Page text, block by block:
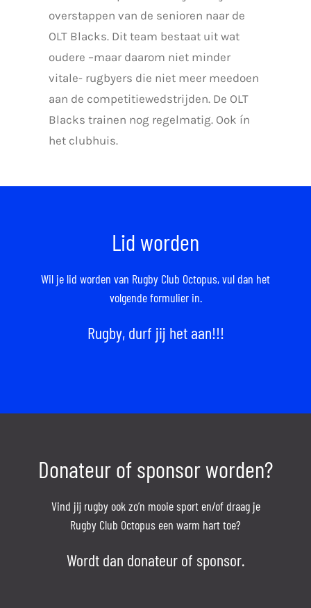
overstappen van de senioren naar de
OLT Blacks. Dit team bestaat uit wat
oudere –maar daarom niet minder
vitale- rugbyers die niet meer meedoen
aan de competitiewedstrijden. De OLT
Blacks trainen nog regelmatig. Ook ín
het clubhuis.
Lid worden
Wil je lid worden van Rugby Club Octopus,vul dan het
volgende formulier in.
Rugby, durf jij het aan!!!
Donateur of sponsor worden?
Vind jij rugby ook zo’n mooie sport en/of draag je
Rugby Club Octopus een warm hart toe?
Wordt dan donateur of sponsor.